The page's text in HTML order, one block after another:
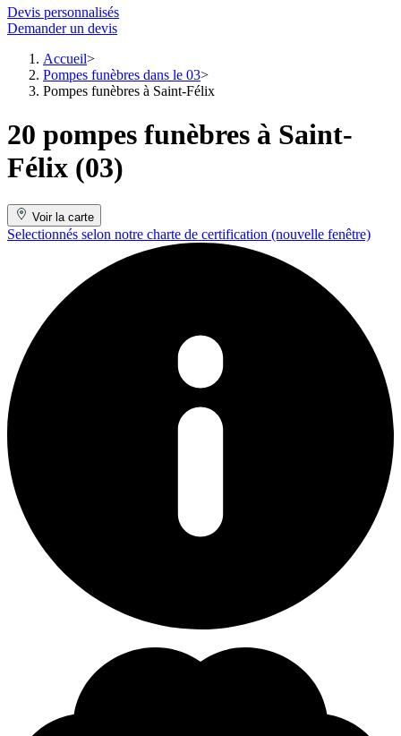
Devis personnalisés
Demander un devis
Accueil
Pompes funèbres dans le 03
Pompes funèbres à Saint-Félix
20 pompes funèbres à Saint-
Félix (03)
Voir la carte
Selectionnés selon notre charte de certification (nouvelle fenêtre)